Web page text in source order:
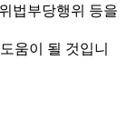
법부당행위 등을
움이 될 것입니